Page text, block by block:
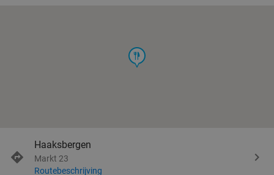
food
Haaksbergen
Markt 23
Routebeschrijving